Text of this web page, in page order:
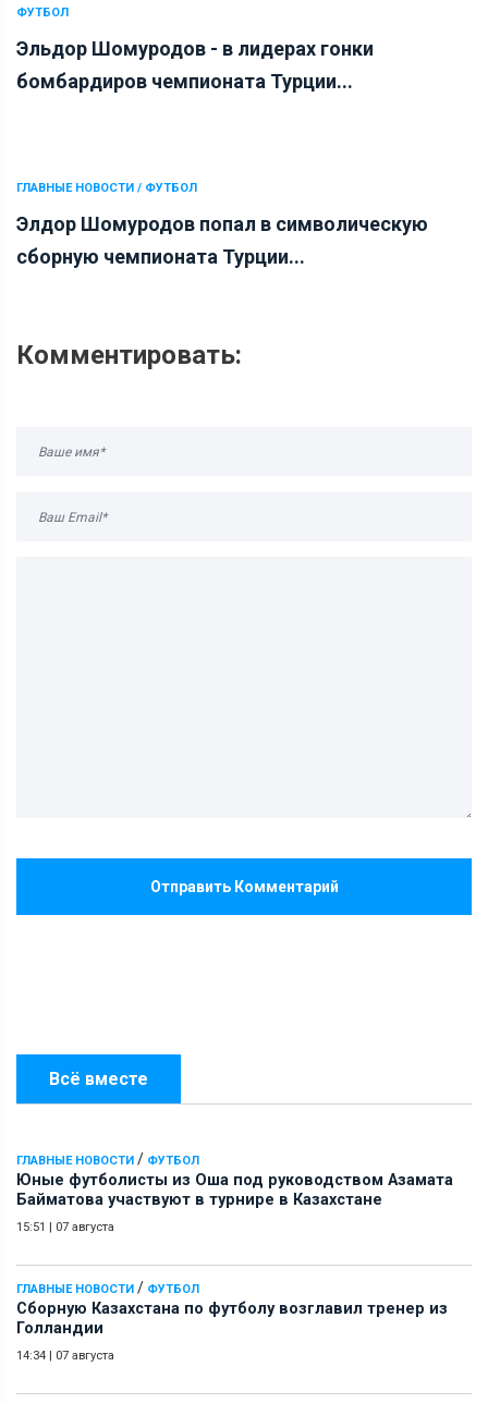
Всё вместе
ГЛАВНЫЕ НОВОСТИ / ФУТБОЛ
Юные футболисты из Оша под руководством Азамата
Байматова участвуют в турнире в Казахстане
15:51 07 августа
ГЛАВНЫЕ НОВОСТИ / ФУТБОЛ
Сборную Казахстана по футболу возглавил тренер из
Голландии
14:34 07 августа
ФУТБОЛ
Эльдор Шомуродов - в лидерах гонки
бомбардиров чемпионата Турции...
ГЛАВНЫЕ НОВОСТИ / ФУТБОЛ
Элдор Шомуродов попал в символическую
сборную чемпионата Турции...
Комментировать:
Отправить Комментарий